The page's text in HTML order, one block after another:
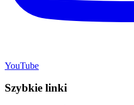
YouTube
Szybkie linki